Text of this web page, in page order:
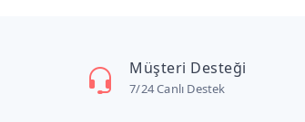
Müşteri Desteği
7/24 Canlı Destek